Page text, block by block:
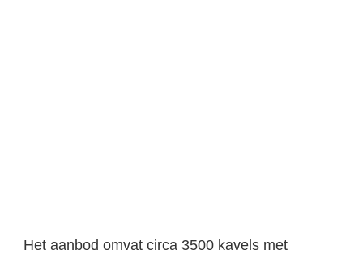
Het aanbod omvat circa 3500 kavels met